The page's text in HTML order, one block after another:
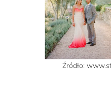
Źródło: